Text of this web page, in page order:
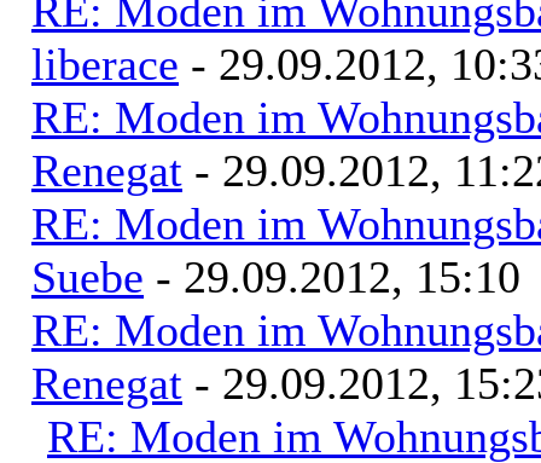
RE: Moden im
liberace - 29.09.2012,
RE: Moden im
Renegat - 29.09.2012,
RE: Moden im
Suebe - 29.09.2012, 15:10
RE: Moden im
Renegat - 29.09.2012,
RE: Moden im